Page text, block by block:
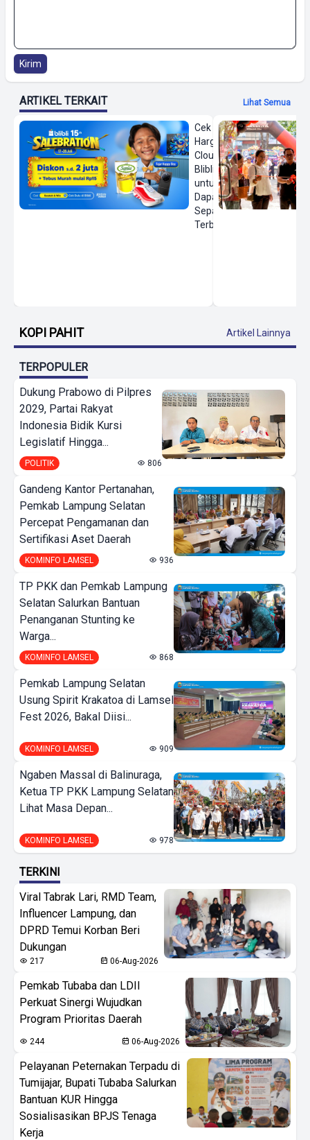
Kirim
ARTIKEL TERKAIT Lihat Semua
Cek
Harga On
Cloud di
Blibli
untuk
Dapatkan
Sepatu
Terbaru
KOPI PAHIT Artikel Lainnya
TERPOPULER
Dukung Prabowo di Pilpres
2029, Partai Rakyat
Indonesia Bidik Kursi
Legislatif Hingga...
POLITIK 806
Gandeng Kantor Pertanahan,
Pemkab Lampung Selatan
Percepat Pengamanan dan
Sertifikasi Aset Daerah
KOMINFO LAMSEL 936
TP PKK dan Pemkab Lampung
Selatan Salurkan Bantuan
Penanganan Stunting ke
Warga...
KOMINFO LAMSEL 868
Pemkab Lampung Selatan
Usung Spirit Krakatoa di Lamsel
Fest 2026, Bakal Diisi...
KOMINFO LAMSEL 909
Ngaben Massal di Balinuraga,
Ketua TP PKK Lampung Selatan
Lihat Masa Depan...
KOMINFO LAMSEL 978
TERKINI
Viral Tabrak Lari, RMD Team,
Influencer Lampung, dan
DPRD Temui Korban Beri
Dukungan
217 06-Aug-2026
Pemkab Tubaba dan LDII
Perkuat Sinergi Wujudkan
Program Prioritas Daerah
244 06-Aug-2026
Pelayanan Peternakan Terpadu di
Tumijajar, Bupati Tubaba Salurkan
Bantuan KUR Hingga
Sosialisasikan BPJS Tenaga
Kerja